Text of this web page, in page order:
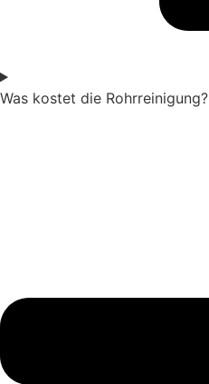
Was kostet die Rohrreinigung?